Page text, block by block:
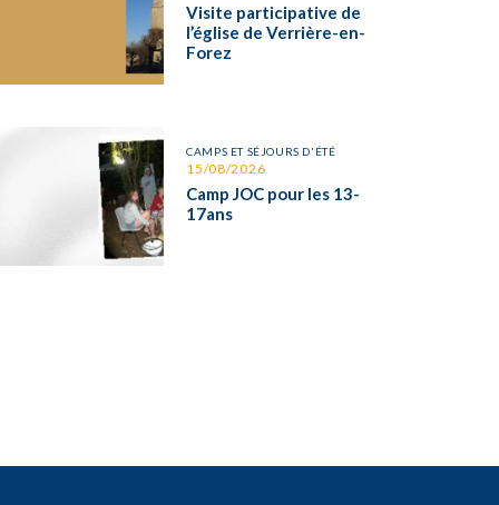
Visite participative de
l’église de Verrière-en-
Forez
CAMPS ET SÉJOURS D'ÉTÉ
15/08/2026
Camp JOC pour les 13-
17ans